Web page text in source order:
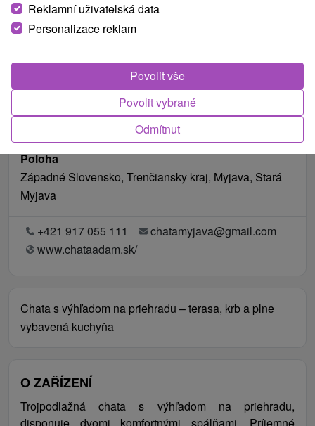
Poloha
Západné Slovensko, Trenčiansky kraj, Myjava, Stará
Myjava
+421 917 055 111
chatamyjava@gmail.com
www.chataadam.sk/
Chata s výhľadom na priehradu – terasa, krb a plne
vybavená kuchyňa
O ZAŘÍZENÍ
Trojpodlažná chata s výhľadom na priehradu,
Reklamní uživatelská data
Personalizace reklam
Odmítnut
Povolit vybrané
Povolit vše